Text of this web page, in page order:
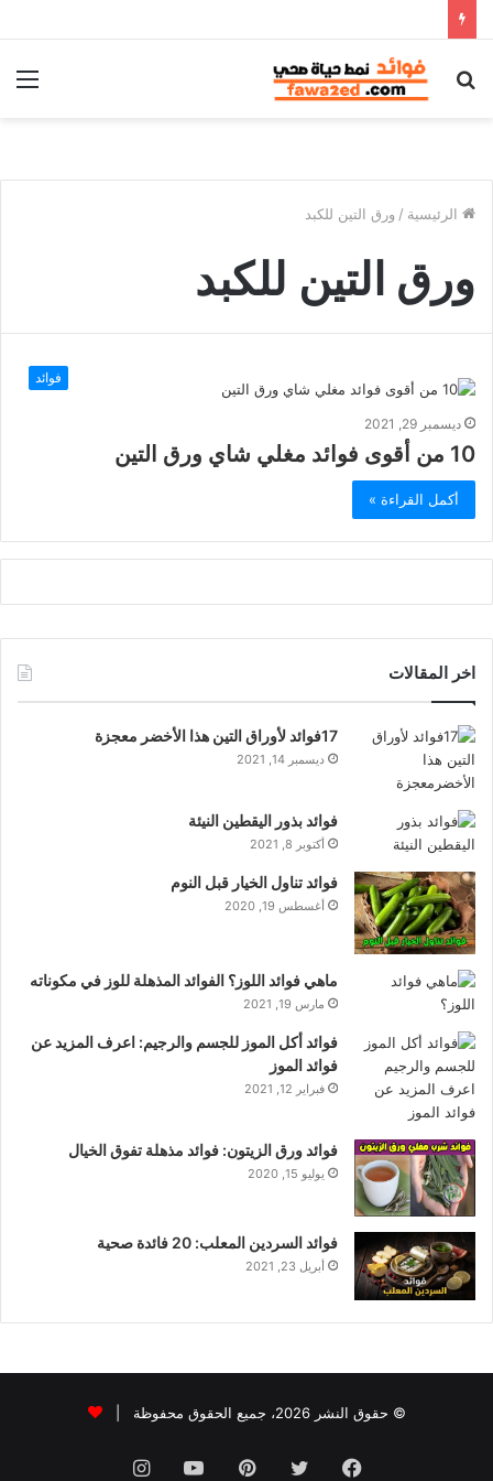
بحث
الرئيسية / ورق التين للكبد
ورق التين للكبد
فوائد
ديسمبر 29, 2021
10 من أقوى فوائد مغلي شاي ورق التين
أكمل القراءة »
اخر المقالات
17فوائد لأوراق التين هذا الأخضر معجزة
ديسمبر 14, 2021
فوائد بذور اليقطين النيئة
أكتوبر 8, 2021
فوائد تناول الخيار قبل النوم
أغسطس 19, 2020
ماهي فوائد اللوز؟ الفوائد المذهلة للوز في مكوناته
مارس 19, 2021
فوائد أكل الموز للجسم والرجيم: اعرف المزيد عن
فوائد الموز
فبراير 12, 2021
فوائد ورق الزيتون: فوائد مذهلة تفوق الخيال
يوليو 15, 2020
فوائد السردين المعلب: 20 فائدة صحية
أبريل 23, 2021
© حقوق النشر 2026، جميع الحقوق محفوظة |
فيسبوك تويتر بينتيريستيوتيوبانستقرام